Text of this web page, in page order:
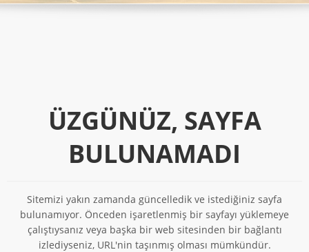
ÜZGÜNÜZ, SAYFA
BULUNAMADI
Sitemizi yakın zamanda güncelledik ve istediğiniz sayfa
bulunamıyor. Önceden işaretlenmiş bir sayfayı yüklemeye
çalıştıysanız veya başka bir web sitesinden bir bağlantı
izlediyseniz, URL'nin taşınmış olması mümkündür.